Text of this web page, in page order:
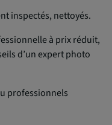
inspectés, nettoyés.
à prix réduit,
d’un expert photo
professionnels